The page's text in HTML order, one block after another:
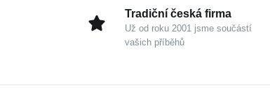
Tradiční česká firma
Už od roku 2001 jsme součástí
vašich příběhů